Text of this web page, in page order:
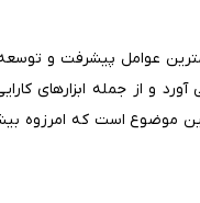
عوامل پیشرفت و
و از جمله ابزارهای
موضوع است که امرزوه